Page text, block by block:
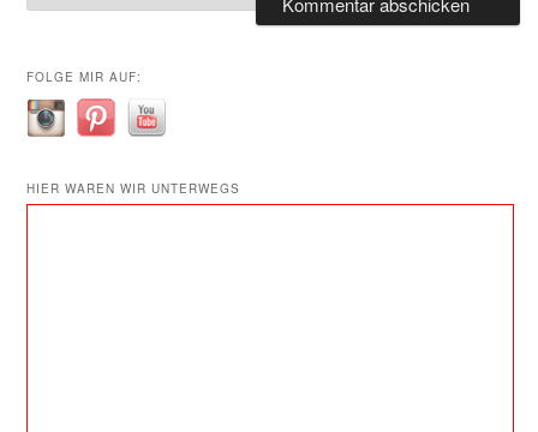
FOLGE MIR AUF:
HIER WAREN WIR UNTERWEGS